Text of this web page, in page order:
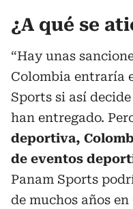
¿A qué se
“Hay unas
Colombia entraría
Sports si así
han entregado.
deportiva,
de eventos
Panam Sports
de muchos años